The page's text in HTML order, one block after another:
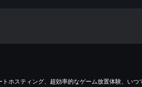
ホスティング、超効率的なゲーム放置体験、いつ